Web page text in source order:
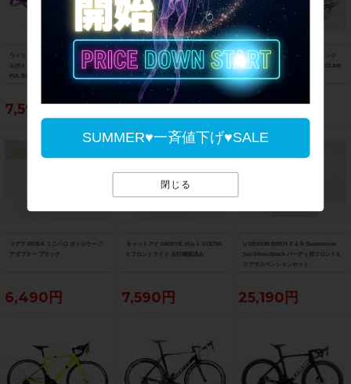
SUMMER♥一斉値下げ♥SALE
閉じる
ウィリエール WILIER エーエム カラフ
ルボトルケージ 2個セット AM COLOR
FUL BOTTLECAGE
7,590円
アブス ABUS ユーグリップボルドー U
GRIP BORDO 5700 80cm ブレードロ
ック 鍵
5,390円
リデア RIDEA ブロンプトン用 ヒンジ
クランプ アッセンブリー HINGE CLAM
P ASSEMBLY シルバー
9,790円
リデア RIDEA ミニベロ ボトルケージ
アダプター ブラック
6,490円
キャットアイ CATEYE ボルト VOLT80
0 フロントライト 点灯確認済み
7,590円
U DESIGN BIRDY F & R Suspension
Set Silver/Black バーディ用フロント&
リアサスペンションセット
25,190円